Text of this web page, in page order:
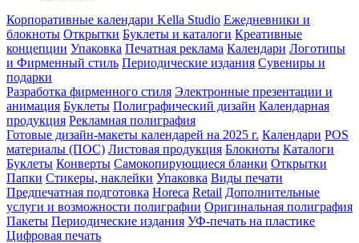
Корпоративные календари Kella Studio Ежедневники и
блокноты Открытки Буклеты и каталоги Креативные
концепции Упаковка Печатная реклама Календари Логотипы
и Фирменный стиль Периодические издания Сувениры и
подарки
Разработка фирменного стиля Электронные презентации и
анимация Буклеты Полиграфический дизайн Календарная
продукция Рекламная полиграфия
Готовые дизайн-макеты календарей на 2025 г. Календари POS
материалы (ПОС) Листовая продукция Блокноты Каталоги
Буклеты Конверты Самокопирующиеся бланки Открытки
Папки Стикеры, наклейки Упаковка Виды печати
Предпечатная подготовка Horeca Retail Дополнительные
услуги и возможности полиграфии Оригинальная полиграфия
Пакеты Периодические издания УФ-печать на пластике
Цифровая печать